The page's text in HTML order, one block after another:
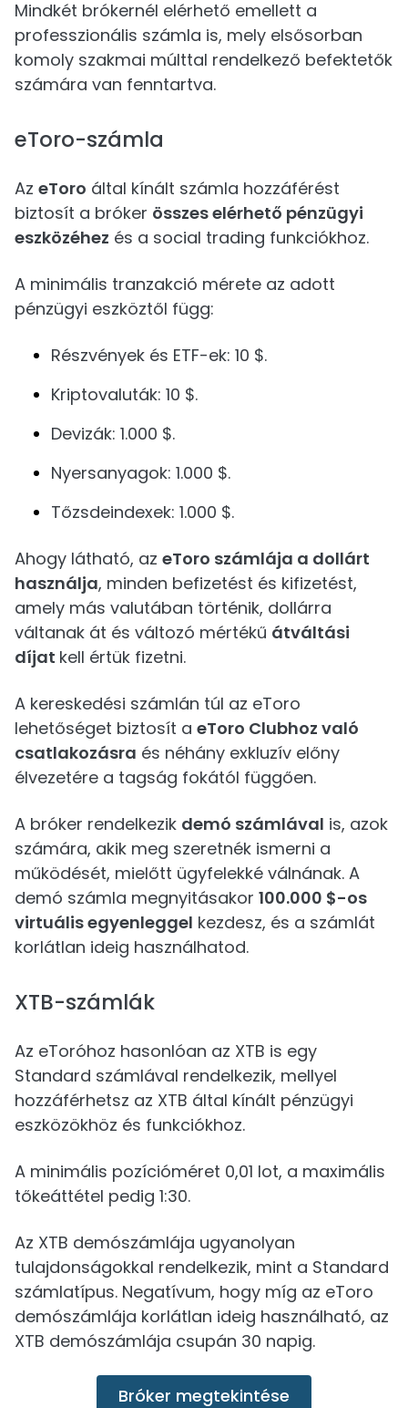
Mindkét brókernél elérhető emellett a
professzionális számla is, mely elsősorban
komoly szakmai múlttal rendelkező befektetők
számára van fenntartva.
eToro-számla
Az eToro által kínált számla hozzáférést
biztosít a bróker összes elérhető pénzügyi
eszközéhez és a social trading funkciókhoz.
A minimális tranzakció mérete az adott
pénzügyi eszköztől függ:
Részvények és ETF-ek: 10 $.
Kriptovaluták: 10 $.
Devizák: 1.000 $.
Nyersanyagok: 1.000 $.
Tőzsdeindexek: 1.000 $.
Ahogy látható, az eToro számlája a dollárt
használja, minden befizetést és kifizetést,
amely más valutában történik, dollárra
váltanak át és változó mértékű átváltási
díjat kell értük fizetni.
A kereskedési számlán túl az eToro
lehetőséget biztosít a eToro Clubhoz való
csatlakozásra és néhány exkluzív előny
élvezetére a tagság fokától függően.
A bróker rendelkezik demó számlával is, azok
számára, akik meg szeretnék ismerni a
működését, mielőtt ügyfelekké válnának. A
demó számla megnyitásakor 100.000 $-os
virtuális egyenleggel kezdesz, és a számlát
korlátlan ideig használhatod.
XTB-számlák
Az eToróhoz hasonlóan az XTB is egy
Standard számlával rendelkezik, mellyel
hozzáférhetsz az XTB által kínált pénzügyi
eszközökhöz és funkciókhoz.
A minimális pozícióméret 0,01 lot, a maximális
tőkeáttétel pedig 1:30.
Az XTB demószámlája ugyanolyan
tulajdonságokkal rendelkezik, mint a Standard
számlatípus. Negatívum, hogy míg az eToro
demószámlája korlátlan ideig használható, az
XTB demószámlája csupán 30 napig.
Bróker megtekintése